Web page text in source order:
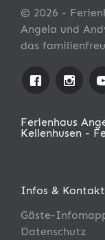
© 2026 -
Angela und
das
Ferienhaus
Kellenhusen -
Infos & Kontakt
Gäste-
Datenschutz